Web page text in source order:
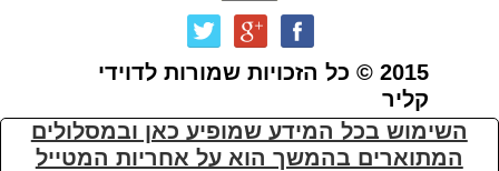
2015 © כל הזכויות שמורות לדוידי
קליר
השימוש בכל המידע שמופיע כאן ובמסלולים
המתוארים בהמשך הוא על אחריות המטייל